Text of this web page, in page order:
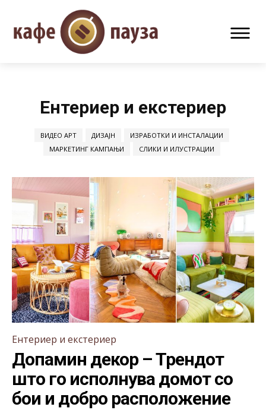
Ентериер и екстериер
ВИДЕО АРТ ДИЗАЈН
ИЗРАБОТКИ И ИНСТАЛАЦИИ
МАРКЕТИНГ КАМПАЊИ
СЛИКИ И ИЛУСТРАЦИИ
Ентериер и екстериер
Допамин декор – Трендот
што го исполнува домот со
бои и добро расположение